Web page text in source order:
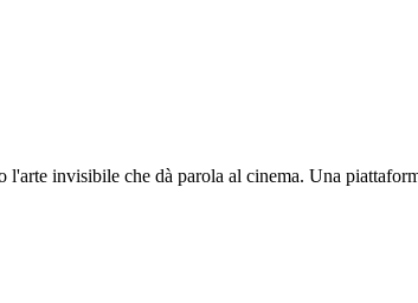
invisibile che dà parola al cinema. Una